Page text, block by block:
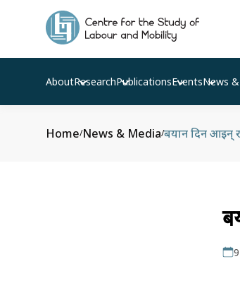
AboutResearchPublicationsEventsNews
Home/News & Media/बयान दिन आइन्